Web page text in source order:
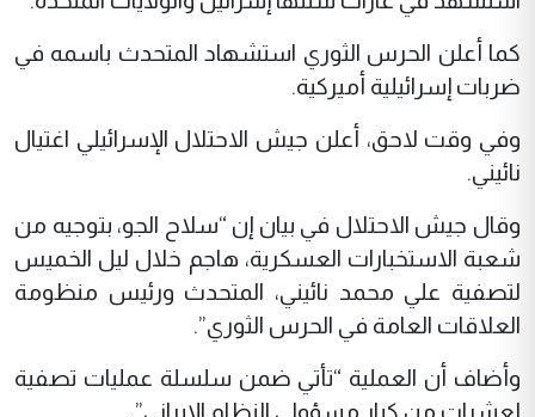
كما أعلن الحرس الثوري استشهاد المتحدث باسمه في
ضربات إسرائيلية أميركية.
وفي وقت لاحق، أعلن جيش الاحتلال الإسرائيلي اغتيال
نائيني.
وقال جيش الاحتلال في بيان إن “سلاح الجو، بتوجيه من
شعبة الاستخبارات العسكرية، هاجم خلال ليل الخميس
لتصفية علي محمد نائيني، المتحدث ورئيس منظومة
العلاقات العامة في الحرس الثوري”.
وأضاف أن العملية “تأتي ضمن سلسلة عمليات تصفية
لعشرات من كبار مسؤولي النظام الإيراني”.